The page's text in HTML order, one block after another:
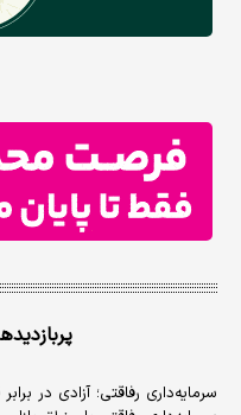
سرمایه‌داری رفاقتی؛ آزادی در